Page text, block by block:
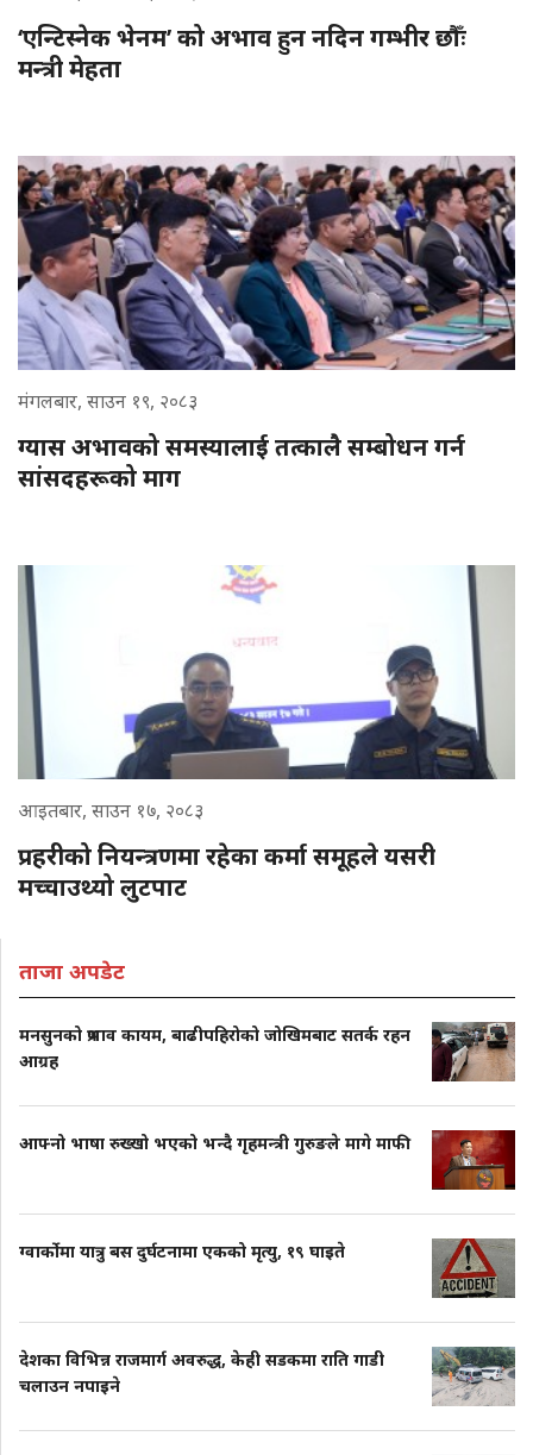
‘एन्टिस्नेक भेनम’ को अभाव हुन नदिन गम्भीर छौँः
मन्त्री मेहता
मंगलबार, साउन १९, २०८३
ग्यास अभावको समस्यालाई तत्कालै सम्बोधन गर्न
सांसदहरूको माग
आइतबार, साउन १७, २०८३
प्रहरीको नियन्त्रणमा रहेका कर्मा समूहले यसरी
मच्चाउथ्यो लुटपाट
ताजा अपडेट
मनसुनको प्रभाव कायम, बाढीपहिरोको जोखिमबाट सतर्क रहन
आग्रह
आफ्नो भाषा रुख्खो भएको भन्दै गृहमन्त्री गुरुङले मागे माफी
ग्वार्कोमा यात्रु बस दुर्घटनामा एकको मृत्यु, १९ घाइते
देशका विभिन्न राजमार्ग अवरुद्ध, केही सडकमा राति गाडी
चलाउन नपाइने